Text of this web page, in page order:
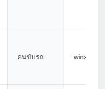
คนขับรถ: winxp/